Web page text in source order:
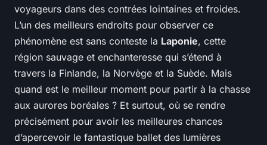
voyageurs dans des contrées lointaines et froides.
L’un des meilleurs endroits pour observer ce
phénomène est sans conteste la Laponie, cette
région sauvage et enchanteresse qui s’étend à
travers la Finlande, la Norvège et la Suède. Mais
quand est le meilleur moment pour partir à la chasse
aux aurores boréales ? Et surtout, où se rendre
précisément pour avoir les meilleures chances
d’apercevoir le fantastique ballet des lumières